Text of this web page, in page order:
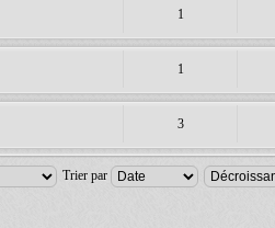
1
1
3
Trier par